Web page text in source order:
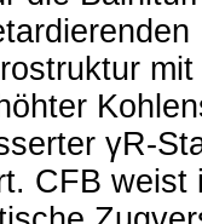
γR-
CFB weist